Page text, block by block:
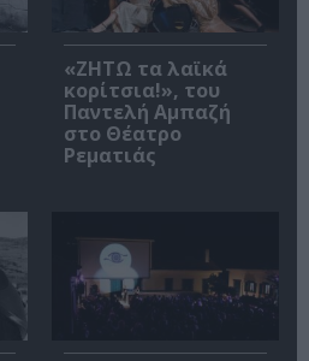
«ΖΗΤΩ τα λαϊκά
κορίτσια!», του
Παντελή Αμπαζή
στο Θέατρο
Ρεματιάς